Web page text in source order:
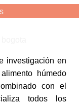
investigación en
húmedo
con el
todos los